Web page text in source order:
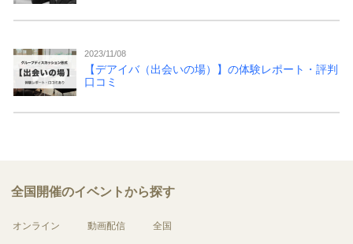
2023/11/08
【デアイバ（出会いの場）】の体験レポート・評判
口コミ
全国開催のイベントから探す
オンライン 動画配信 全国